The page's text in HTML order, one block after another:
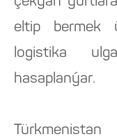
eltip bermek
logistika
hasaplanýar.